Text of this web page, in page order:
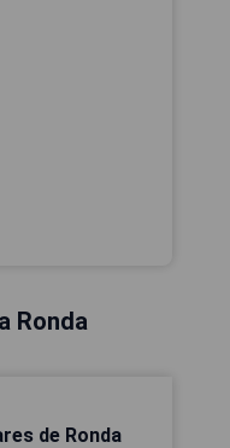
Ronda
de Ronda